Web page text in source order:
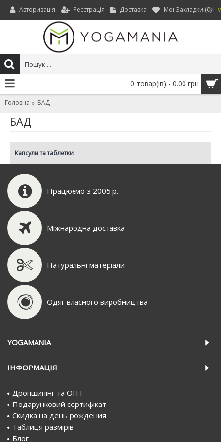
UAH ∨
Авторизація Реєстрація Доставка Мої Закладки (0)
0 товар(ів) - 0.00 грн
Головна БАД
БАД
Капсули та таблетки
Працюємо з 2005 р.
Міжнародна доставка
Натуральні матеріали
Одяг власного виробництва
YOGAMANIA
IНФОРМАЦIЯ
Дропшипінг та ОПТ
Подарунковий сертифiкат
Скидка на день рождения
Таблиця размірів
Блог